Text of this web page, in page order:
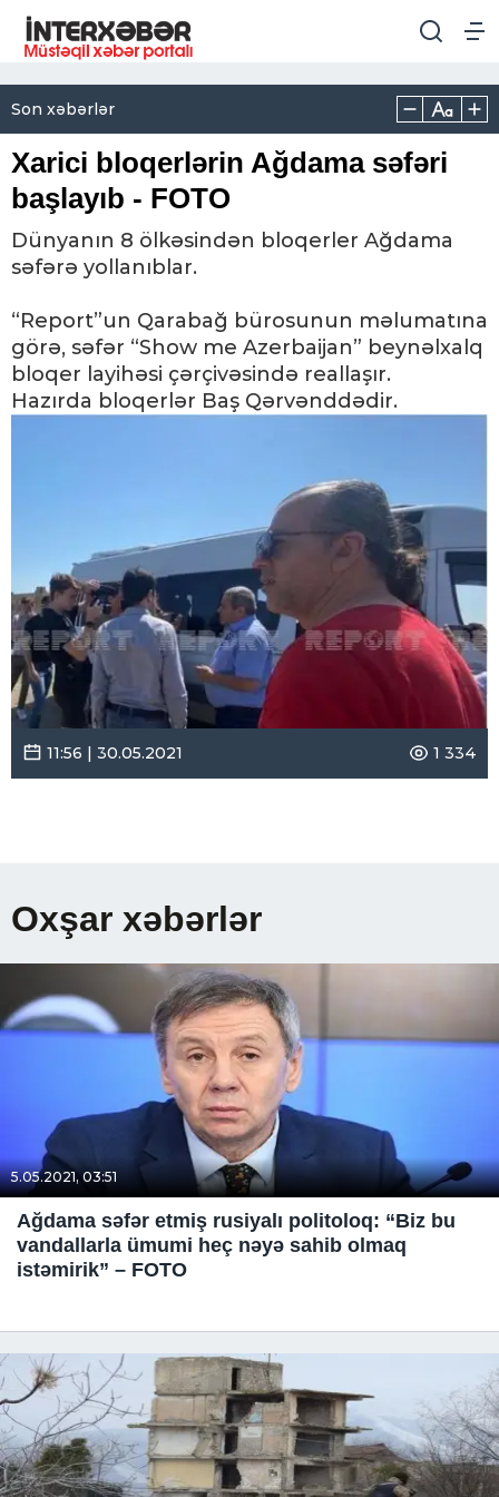
Son xəbərlər
Xarici bloqerlərin Ağdama səfəri
başlayıb - FOTO
Dünyanın 8 ölkəsindən bloqerler Ağdama
səfərə yollanıblar.
“Report”un Qarabağ bürosunun məlumatına
görə, səfər “Show me Azerbaijan” beynəlxalq
bloqer layihəsi çərçivəsində reallaşır.
Hazırda bloqerlər Baş Qərvənddədir.
11:56 | 30.05.2021 1 334
Oxşar xəbərlər
5.05.2021, 03:51
Ağdama səfər etmiş rusiyalı politoloq: “Biz bu
vandallarla ümumi heç nəyə sahib olmaq
istəmirik” – FOTO